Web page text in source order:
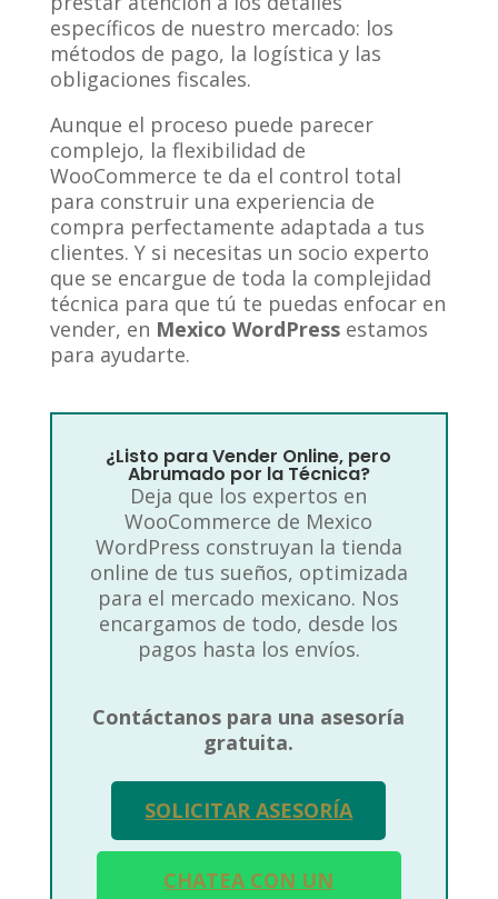
específicos de nuestro mercado: los
métodos de pago, la logística y las
obligaciones fiscales.
Aunque el proceso puede parecer
complejo, la flexibilidad de
WooCommerce te da el control total
para construir una experiencia de
compra perfectamente adaptada a tus
clientes. Y si necesitas un socio experto
que se encargue de toda la complejidad
técnica para que tú te puedas enfocar en
vender, en Mexico WordPressestamos
para ayudarte.
¿Listo para Vender Online, pero
Abrumado por la Técnica?
Deja que los expertos en
WooCommerce de Mexico
WordPress construyan la tienda
online de tus sueños, optimizada
para el mercado mexicano. Nos
encargamos de todo, desde los
pagos hasta los envíos.
Contáctanos para una asesoría
gratuita.
SOLICITAR ASESORÍA
CHATEA CON UN